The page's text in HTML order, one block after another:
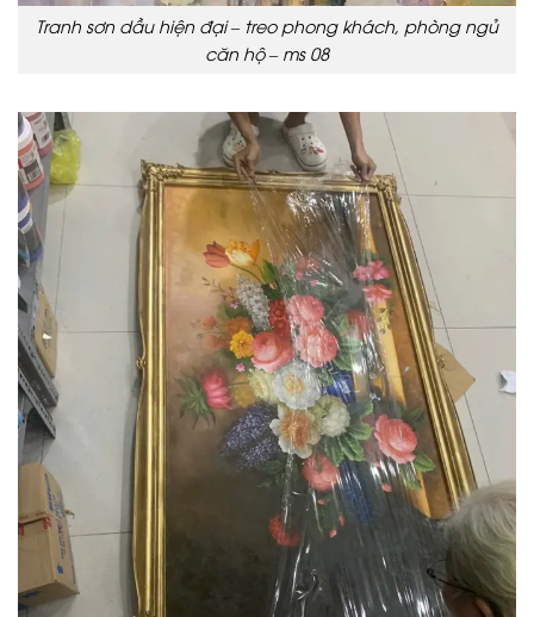
Tranh sơn dầu hiện đại – treo phong khách, phòng ngủ
căn hộ – ms 08